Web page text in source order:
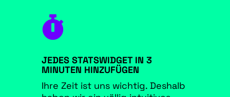

JEDES STATSWIDGET IN 3
MINUTEN HINZUFÜGEN
Ihre Zeit ist uns wichtig. Deshalb